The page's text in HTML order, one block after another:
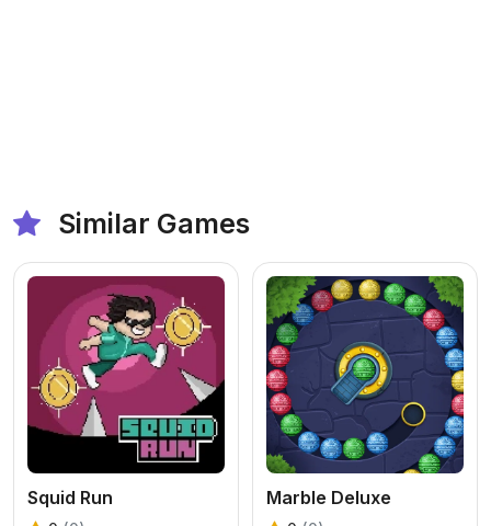
Similar Games
Squid Run Marble Deluxe